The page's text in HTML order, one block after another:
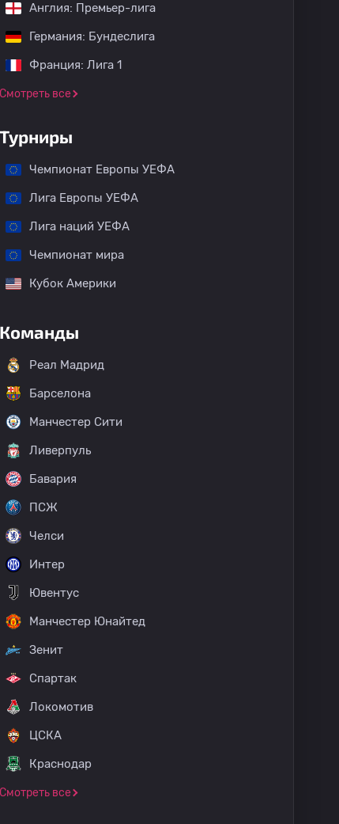
Англия: Премьер-лига
Германия: Бундеслига
Франция: Лига 1
Смотреть все
Турниры
Чемпионат Европы УЕФА
Лига Европы УЕФА
Лига наций УЕФА
Чемпионат мира
Кубок Америки
Команды
Реал Мадрид
Барселона
Манчестер Сити
Ливерпуль
Бавария
ПСЖ
Челси
Интер
Ювентус
Манчестер Юнайтед
Зенит
Спартак
Локомотив
ЦСКА
Краснодар
Смотреть все